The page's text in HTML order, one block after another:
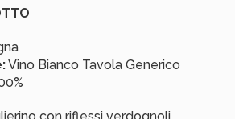
Vino Bianco Tavola Generico